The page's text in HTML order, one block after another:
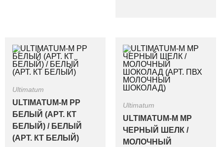
Ultimatum
ULTIMATUM-M PP
БЕЛЫЙ (АРТ. КТ
БЕЛЫЙ) / БЕЛЫЙ
(АРТ. КТ БЕЛЫЙ)
Ultimatum
ULTIMATUM-M MP
ЧЕРНЫЙ ШЕЛК /
МОЛОЧНЫЙ